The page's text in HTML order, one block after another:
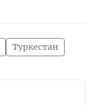
Туркестан